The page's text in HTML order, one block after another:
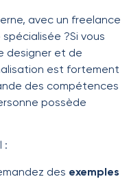
avec un freelance
spécialisée ?Si vous
designer et de
est fortement
des compétences
possède
:
des exemples